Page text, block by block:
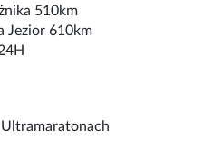
510km
Jezior 610km